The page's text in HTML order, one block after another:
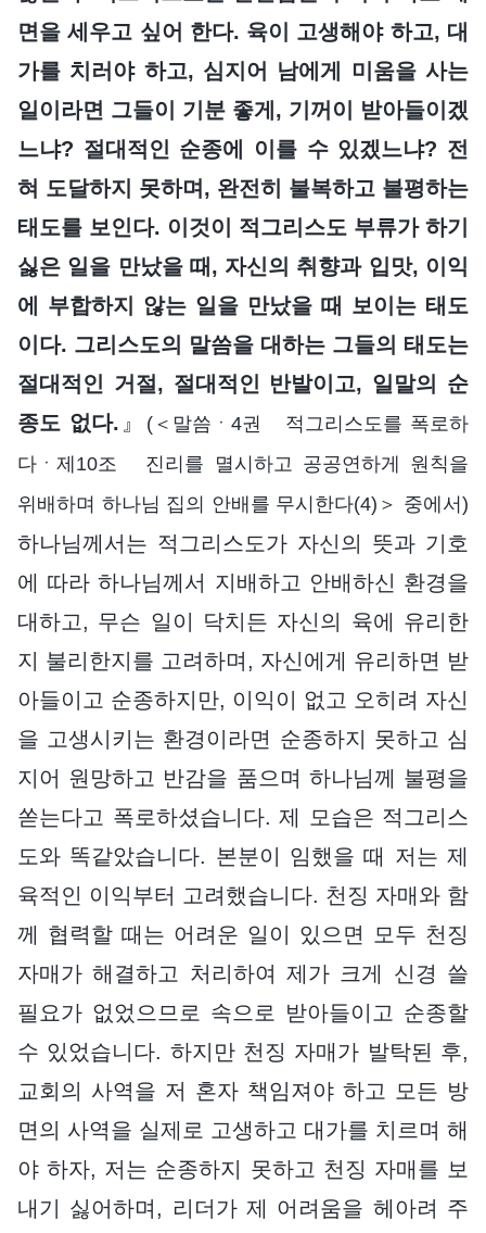
면을 세우고 싶어 한다. 육이 고생해야 하고, 대
가를 치러야 하고, 심지어 남에게 미움을 사는
일이라면 그들이 기분 좋게, 기꺼이 받아들이겠
느냐? 절대적인 순종에 이를 수 있겠느냐? 전
혀 도달하지 못하며, 완전히 불복하고 불평하는
태도를 보인다. 이것이 적그리스도 부류가 하기
싫은 일을 만났을 때, 자신의 취향과 입맛, 이익
에 부합하지 않는 일을 만났을 때 보이는 태도
이다. 그리스도의 말씀을 대하는 그들의 태도는
절대적인 거절, 절대적인 반발이고, 일말의 순
종도 없다. 』
(＜말씀ㆍ4권 적그리스도를 폭로하
다ㆍ제10조 진리를 멸시하고 공공연하게 원칙을
위배하며 하나님 집의 안배를 무시한다(4)＞ 중에서)
하나님께서는 적그리스도가 자신의 뜻과 기호
에 따라 하나님께서 지배하고 안배하신 환경을
대하고, 무슨 일이 닥치든 자신의 육에 유리한
지 불리한지를 고려하며, 자신에게 유리하면 받
아들이고 순종하지만, 이익이 없고 오히려 자신
을 고생시키는 환경이라면 순종하지 못하고 심
지어 원망하고 반감을 품으며 하나님께 불평을
쏟는다고 폭로하셨습니다. 제 모습은 적그리스
도와 똑같았습니다. 본분이 임했을 때 저는 제
육적인 이익부터 고려했습니다. 천징 자매와 함
께 협력할 때는 어려운 일이 있으면 모두 천징
자매가 해결하고 처리하여 제가 크게 신경 쓸
필요가 없었으므로 속으로 받아들이고 순종할
수 있었습니다. 하지만 천징 자매가 발탁된 후,
교회의 사역을 저 혼자 책임져야 하고 모든 방
면의 사역을 실제로 고생하고 대가를 치르며 해
야 하자, 저는 순종하지 못하고 천징 자매를 보
내기 싫어하며, 리더가 제 어려움을 헤아려 주